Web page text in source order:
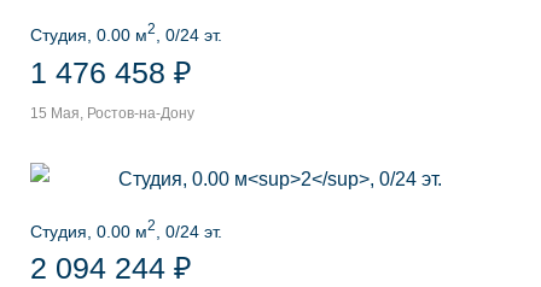
Студия, 0.00 м2 , 0/24 эт.
1 476 458 ₽
15 Мая, Ростов-на-Дону
Студия, 0.00 м2 , 0/24 эт.
2 094 244 ₽